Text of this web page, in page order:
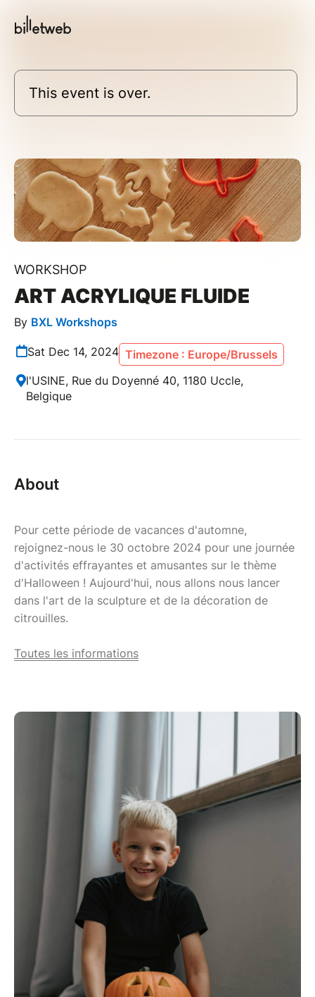
This event is over.
WORKSHOP
ART ACRYLIQUE FLUIDE
By BXL Workshops
Sat Dec 14, 2024 Timezone : Europe/Brussels
l'USINE, Rue du Doyenné 40, 1180 Uccle,
Belgique
About
Pour cette période de vacances d'automne,
rejoignez-nous le 30 octobre 2024 pour une journée
d'activités effrayantes et amusantes sur le thème
d'Halloween ! Aujourd'hui, nous allons nous lancer
dans l'art de la sculpture et de la décoration de
citrouilles.
Toutes les informations